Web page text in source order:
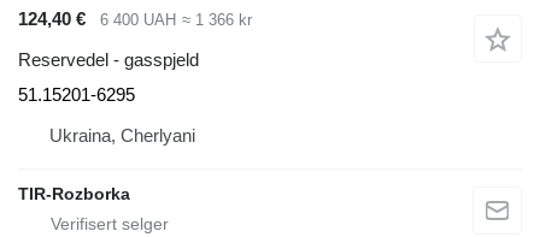
124,40 € 6 400 UAH ≈ 1 366 kr
Reservedel - gasspjeld
51.15201-6295
Ukraina, Cherlyani
TIR-Rozborka